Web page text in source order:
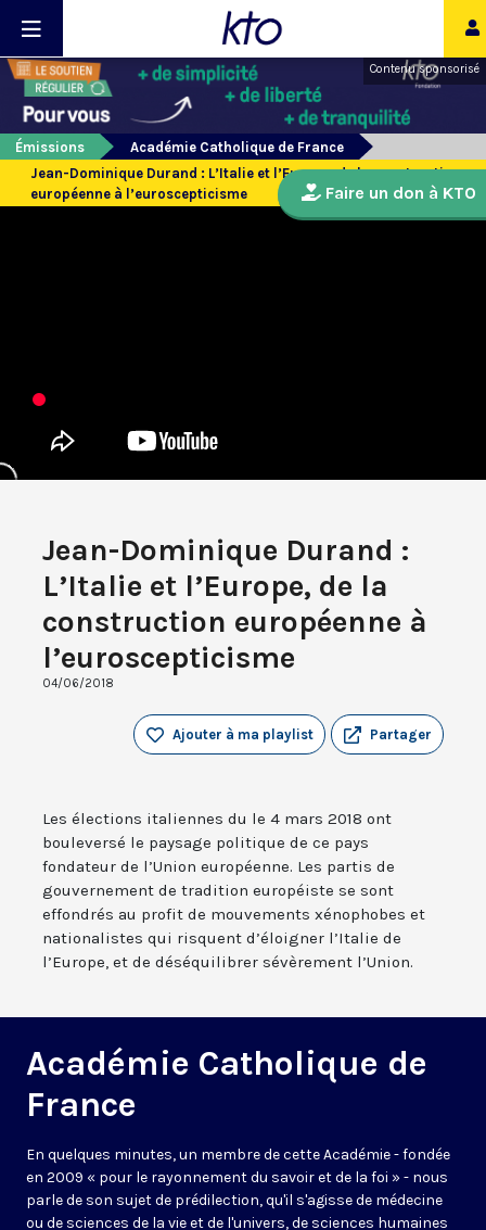
Contenu sponsorisé
Émissions
Académie Catholique de France
Jean-Dominique Durand : L’Italie et l’Europe, de la construction
européenne à l’euroscepticisme
Jean-Dominique Durand :
L’Italie et l’Europe, de la
construction européenne à
l’euroscepticisme
04/06/2018
Partager
Ajouter à ma playlist
Les élections italiennes du le 4 mars 2018 ont
bouleversé le paysage politique de ce pays
fondateur de l’Union européenne. Les partis de
gouvernement de tradition européiste se sont
effondrés au profit de mouvements xénophobes et
nationalistes qui risquent d’éloigner l’Italie de
l’Europe, et de déséquilibrer sévèrement l’Union.
Académie Catholique de
France
En quelques minutes, un membre de cette Académie - fondée
en 2009 « pour le rayonnement du savoir et de la foi » - nous
parle de son sujet de prédilection, qu'il s'agisse de médecine
ou de sciences de la vie et de l'univers, de sciences humaines
Faire un don à KTO